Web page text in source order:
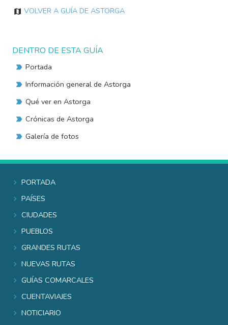
Volver a Guía de Astorga
DENTRO DE ESTA GUÍA
Portada
Información general de Astorga
Qué ver en Astorga
Crónicas de Astorga
Galería de fotos
Portada
Países
Ciudades
Pueblos
Grandes rutas
Nuevas rutas
Guías comarcales
Cuentaviajes
Noticiario